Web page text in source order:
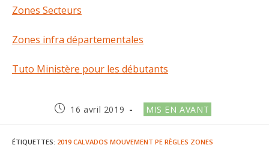
Zones Secteurs
Zones infra départementales
Tuto Ministère pour les débutants
Publication
16 avril 2019
Post
category:
MIS EN AVANT
ÉTIQUETTES: 2019 CALVADOS MOUVEMENT PE RÈGLES ZONES